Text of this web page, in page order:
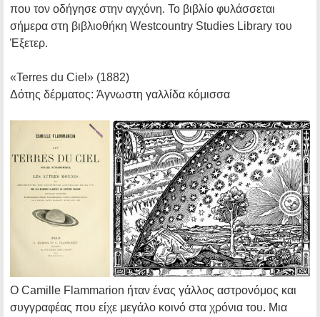
που τον οδήγησε στην αγχόνη. Το βιβλίο φυλάσσεται
σήμερα στη βιβλιοθήκη Westcountry Studies Library του
Έξετερ.
«Terres du Ciel» (1882)
Δότης δέρματος: Άγνωστη γαλλίδα κόμισσα
Ο Camille Flammarion ήταν ένας γάλλος αστρονόμος και
συγγραφέας που είχε μεγάλο κοινό στα χρόνια του. Μια